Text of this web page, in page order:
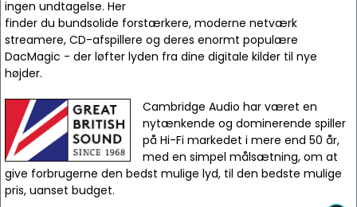
ingen undtagelse. Her
finder du bundsolide forstærkere, moderne netværk
streamere, CD-afspillere og deres enormt populære
DacMagic - der løfter lyden fra dine digitale kilder til nye
højder.
Cambridge Audio har været en
nytænkende og dominerende spiller
på Hi-Fi markedet i mere end 50 år,
med en simpel målsætning, om at
give forbrugerne den bedst mulige lyd, til den bedste mulige
pris, uanset budget.